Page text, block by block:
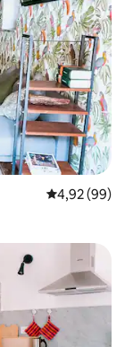
Prosječna
4,92 (99)